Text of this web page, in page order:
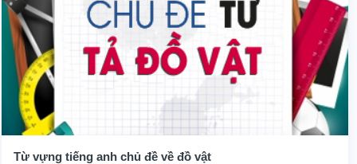
Từ vựng tiếng anh chủ đề về đồ vật